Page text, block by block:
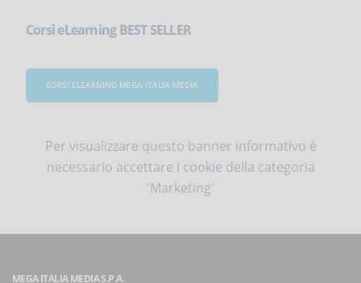
Corsi eLearning BEST SELLER
CORSI ELEARNING MEGA ITALIA MEDIA
Per visualizzare questo banner informativo è
necessario accettare i cookie della categoria
'Marketing'
MEGA ITALIA MEDIA S.P.A.